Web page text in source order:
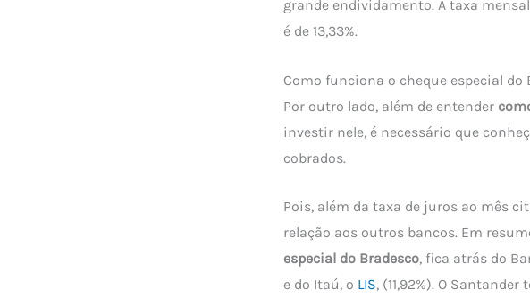
grande endividamento. A taxa
é de 13,33%.
Como funciona o cheque especial do
Por outro lado, além de entender
investir nele, é necessário que
cobrados.
Pois, além da taxa de juros ao mês
relação aos outros bancos. Em
especial do Bradesco, fica atrás do
e do Itaú, o LIS, (11,92%). O